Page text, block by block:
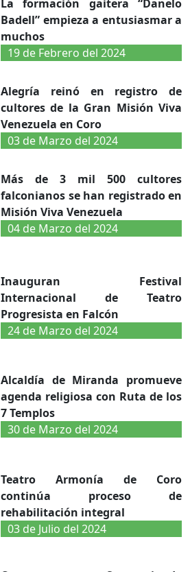
La formación gaitera “Danelo
Badell” empieza a entusiasmar a
muchos
19 de Febrero del 2024
Alegría reinó en registro de
cultores de la Gran Misión Viva
Venezuela en Coro
03 de Marzo del 2024
Más de 3 mil 500 cultores
falconianos se han registrado en
Misión Viva Venezuela
04 de Marzo del 2024
Inauguran Festival
Internacional de Teatro
Progresista en Falcón ⁣
24 de Marzo del 2024
Alcaldía de Miranda promueve
agenda religiosa con Ruta de los
7 Templos
30 de Marzo del 2024
Teatro Armonía de Coro
continúa proceso de
rehabilitación integral
03 de Julio del 2024